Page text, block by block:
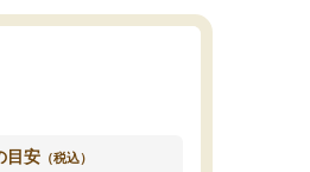
目安 （税込）